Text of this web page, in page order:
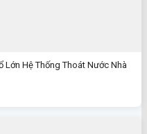
Lớn Hệ Thống Thoát Nước Nhà